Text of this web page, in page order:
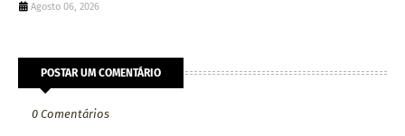
Agosto 06, 2026
POSTAR UM COMENTÁRIO
0 Comentários